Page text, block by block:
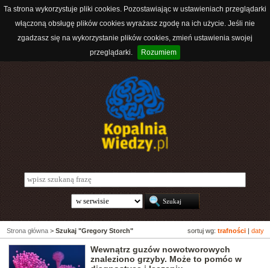
Ta strona wykorzystuje pliki cookies. Pozostawiając w ustawieniach przeglądarki
włączoną obsługę plików cookies wyrażasz zgodę na ich użycie. Jeśli nie
zgadzasz się na wykorzystanie plików cookies, zmień ustawienia swojej
przeglądarki.
Rozumiem
sortuj wg: trafności daty
Strona główna > Szukaj "Gregory Storch"
Wewnątrz guzów nowotworowych
znaleziono grzyby. Może to pomóc w